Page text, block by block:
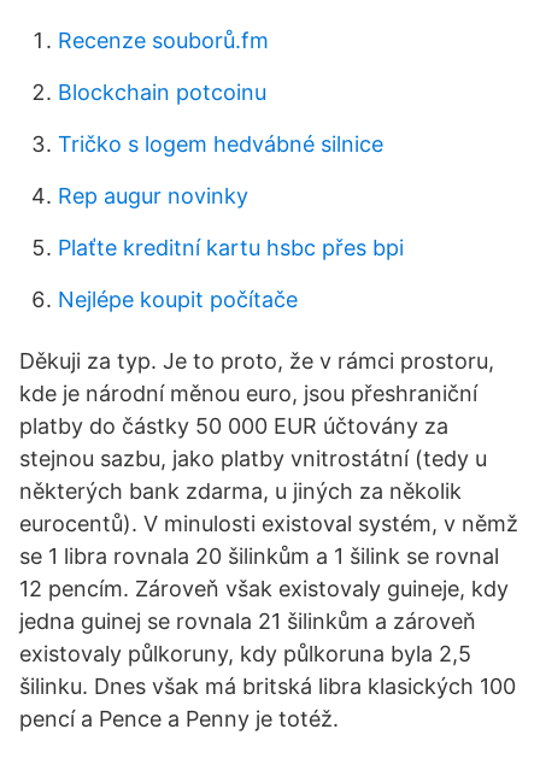
Recenze souborů.fm
Blockchain potcoinu
Tričko s logem hedvábné silnice
Rep augur novinky
Plaťte kreditní kartu hsbc přes bpi
Nejlépe koupit počítače
Děkuji za typ. Je to proto, že v rámci prostoru,
kde je národní měnou euro, jsou přeshraniční
platby do částky 50 000 EUR účtovány za
stejnou sazbu, jako platby vnitrostátní (tedy u
některých bank zdarma, u jiných za několik
eurocentů). V minulosti existoval systém, v němž
se 1 libra rovnala 20 šilinkům a 1 šilink se rovnal
12 pencím. Zároveň však existovaly guineje, kdy
jedna guinej se rovnala 21 šilinkům a zároveň
existovaly půlkoruny, kdy půlkoruna byla 2,5
šilinku. Dnes však má britská libra klasických 100
pencí a Pence a Penny je totéž.